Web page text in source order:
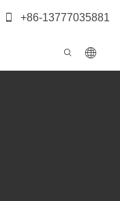
+86-13777035881